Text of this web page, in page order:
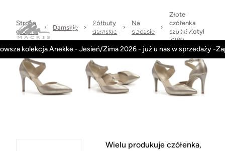
zwrot
Kategorie Obuwie-Wiosna26
kolekcja Anekke - Jesień/Zima 2026 - już u nas w sprzedaży -
Strona
główna
Damskie
Półbuty
damskie
Na
obcasie
Złote
czółenka
szpilki Kotyl
7289
Wielu produkuje czółenka,